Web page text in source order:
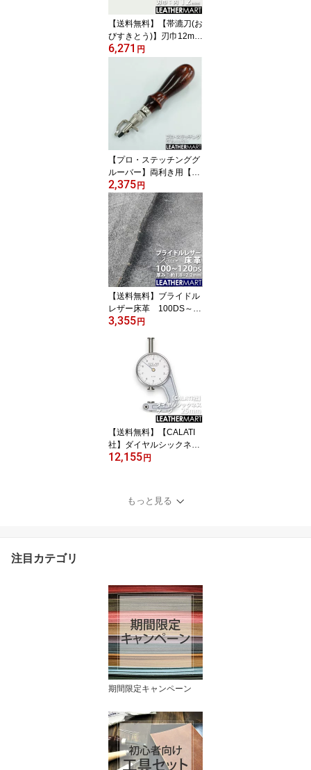
レザーマート 薄い うす
い【送料無料】【帯漉刀(お
びすきとう)】刃巾12mm
｜老舗彫刻刀メーカーと
具 フレンチエッジャー
のように使える レザーク
ラフト レザー 革 工具 道
具 刃物 漉き 漉き工具
6,271 円
【プロ・ステッチンググ
ルーバー】両利き用【日
本製】｜ レザークラフト
用工具 レザー 革 工具 道
具 手縫い ハンドソーイ
ング
2,375円
【送料無料】ブライドル
レザー床革 100DS～12
0DS 1.8mm～2.2mm厚
ンポートレザー ブライド
ルレザー サスティナブル
床革 植物性タンニン鞣し
レザークラフト レザー
3,355円
【送料無料】【CALATI
社】ダイヤルシックネス
ゲージ25mm（小） イタ
12,155円
もっと見る
注目カテゴリ
期間限定キャンペーン